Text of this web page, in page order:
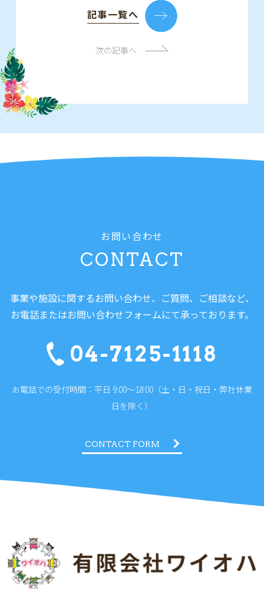
記事一覧へ
次の記事へ
お問い合わせ
CONTACT
事業や施設に関するお問い合わせ、ご質問、ご相談など、
お電話またはお問い合わせフォームにて承っております。
04-7125-1118
お電話での受付時間：平日 9:00～18:00（土・日・祝日・弊社休業
日を除く）
CONTACT FORM